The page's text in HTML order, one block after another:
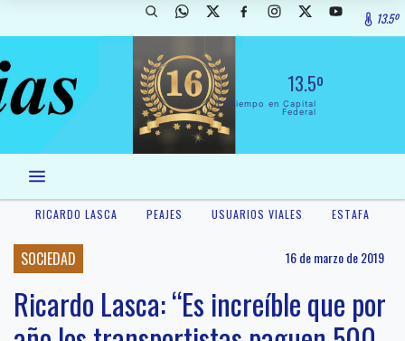
13.5º
13.5º
El Tiempo en Capital
Federal
RICARDO LASCA PEAJES USUARIOS VIALES ESTAFA
SOCIEDAD 16 de marzo de 2019
Ricardo Lasca: “Es increíble que por